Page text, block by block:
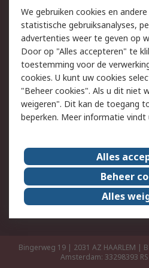
Track & Trace
Wettelijk
Cookiebeleid
Privacybeleid
Algemene
verkoopvoorwaarden
Over RS
RS Group
RS wereldwijd
ESG
Bingerweg 19 | 2031 AZ HAARLEM |
Amsterdam: 33298393
We gebruiken cookies en
statistische gebruiksanalyses,
advertenties weer te geven op
Door op "Alles accepteren" te
toestemming voor de
cookies. U kunt uw cookies
"Beheer cookies". Als u dit niet
weigeren". Dit kan de toegang
beperken. Meer informatie vindt
Alles
Beheer
Alles